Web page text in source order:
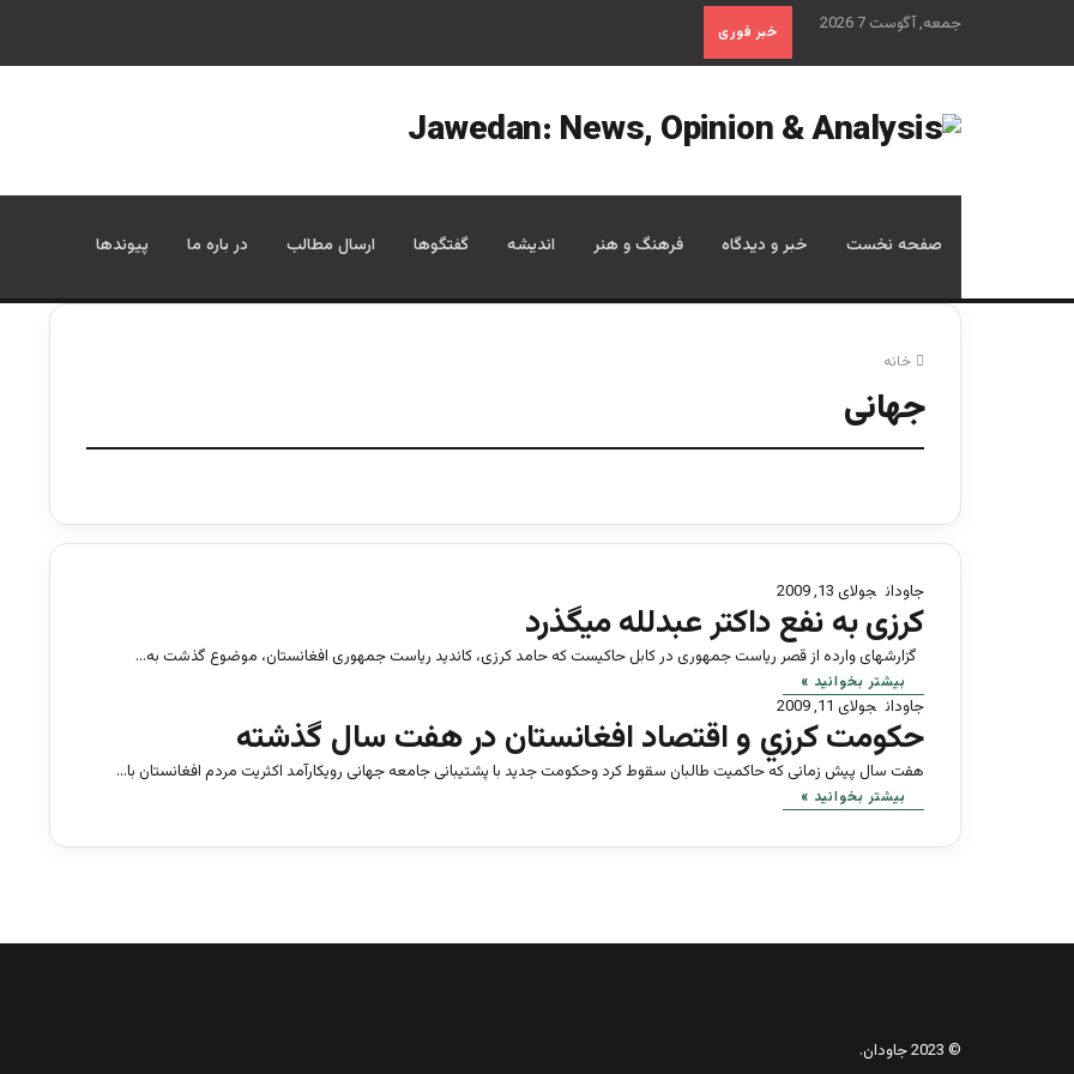
جمعه, آگوست 7 2026 خبر فوری
صفحه نخست خبر و دیدگاه فرهنگ و هنر اندیشه گفتگوها ارسال مطالب در باره ما پیوندها
خانه
جهانی
جاودان جولای 13, 2009
كرزی به نفع داکتر عبدلله میگذرد
گزارشهای وارده از قصر ریاست جمهوری در کابل حاکیست که حامد کرزی، کاندید ریاست جمهوری افغانستان، موضوع گذشت به…
بیشتر بخوانید »
جاودان جولای 11, 2009
حكومت كرزي و اقتصاد افغانستان در هفت سال گذشته
هفت سال پیش زمانی که حاکمیت طالبان سقوط کرد وحکومت جدید با پشتیبانی جامعه جهانی رویکارآمد اکثریت مردم افغانستان با…
بیشتر بخوانید »
© 2023 جاودان.